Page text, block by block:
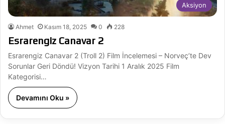
Aksiyon
Ahmet Kasım 18, 2025 0 228
Esrarengiz Canavar 2
Esrarengiz Canavar 2 (Troll 2) Film İncelemesi – Norveç’te Dev
Sorunlar Geri Döndü! Vizyon Tarihi 1 Aralık 2025 Film
Kategorisi…
Devamını Oku »